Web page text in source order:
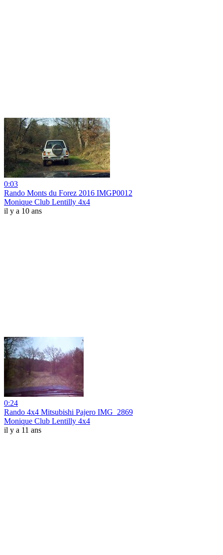
0:03
Rando Monts du Forez 2016 IMGP0012
Monique Club Lentilly 4x4
il y a 10 ans
0:24
Rando 4x4 Mitsubishi Pajero IMG_2869
Monique Club Lentilly 4x4
il y a 11 ans